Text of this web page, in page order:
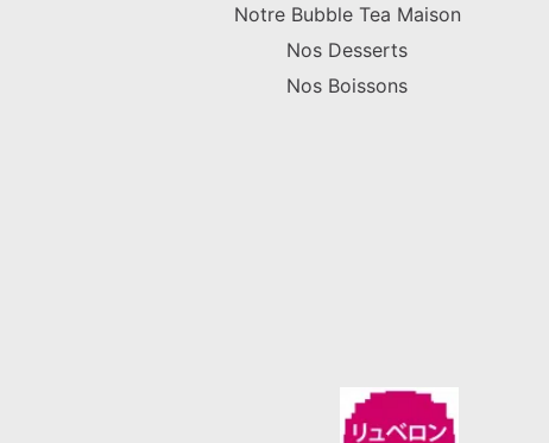
Notre Bubble Tea Maison
Nos Desserts
Nos Boissons